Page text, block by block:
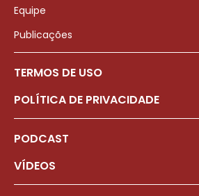
Equipe
Publicações
TERMOS DE USO
POLÍTICA DE PRIVACIDADE
PODCAST
VÍDEOS